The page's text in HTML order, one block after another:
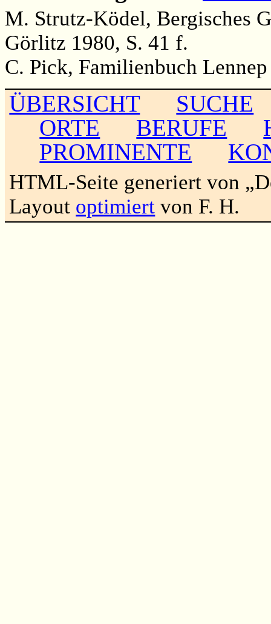
M. Strutz-Ködel, Bergisches
Görlitz 1980, S. 41 f.
C. Pick, Familienbuch
ÜBERSICHT
SUCHE
ORTE
BERUFE
PROMINENTE
HTML-Seite generiert von
Layout optimiert von F. H.